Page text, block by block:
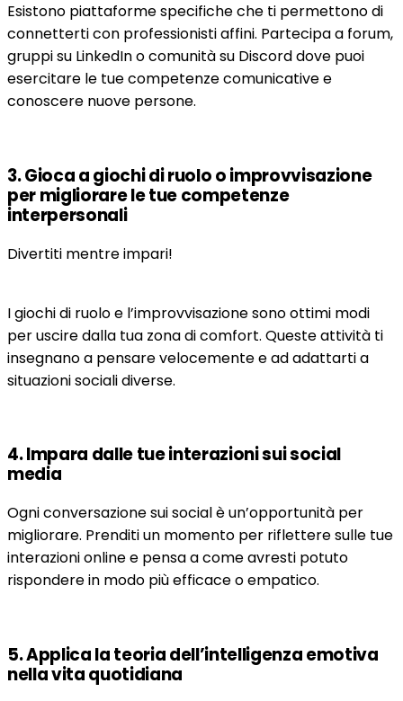
Esistono piattaforme specifiche che ti permettono di
connetterti con professionisti affini. Partecipa a forum,
gruppi su LinkedIn o comunità su Discord dove puoi
esercitare le tue competenze comunicative e
conoscere nuove persone.
3. Gioca a giochi di ruolo o improvvisazione
per migliorare le tue competenze
interpersonali
Divertiti mentre impari!
I giochi di ruolo e l’improvvisazione sono ottimi modi
per uscire dalla tua zona di comfort. Queste attività ti
insegnano a pensare velocemente e ad adattarti a
situazioni sociali diverse.
4. Impara dalle tue interazioni sui social
media
Ogni conversazione sui social è un’opportunità per
migliorare. Prenditi un momento per riflettere sulle tue
interazioni online e pensa a come avresti potuto
rispondere in modo più efficace o empatico.
5. Applica la teoria dell’intelligenza emotiva
nella vita quotidiana